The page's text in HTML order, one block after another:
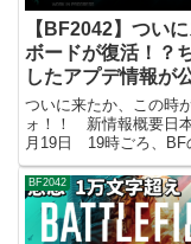
【BF2042】つい
ボードが復活！？
したアプデ情報が
Twitterより公開
ついに来たか、この時
ォ！！ 新情報概要日
月19日 19時ごろ、BF
Twitterアカウントより
プデートの情報が公開
た。今後2回のアップデ
（update 3.2 update
定されており...
BF2042